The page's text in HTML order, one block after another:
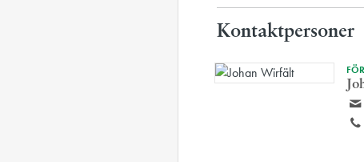
Kontaktpersoner